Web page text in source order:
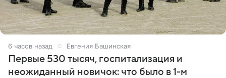
6 часов назад Евгения Башинская
Первые 530 тысяч, госпитализация и
неожиданный новичок: что было в 1-м